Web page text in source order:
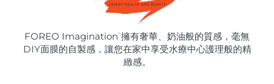
FOREO Imagination ™ 擁有奢華、奶油般的質感，毫無
DIY面膜的自製感，讓您在家中享受水療中心護理般的精
緻感。